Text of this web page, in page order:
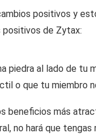
positivos y
de Zytax:
piedra al lado de tu
o que tu miembro
beneficios más
no hará que